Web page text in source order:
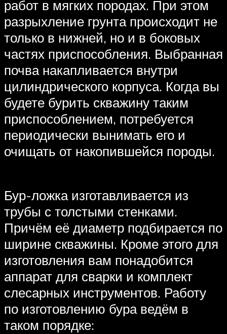
работ в мягких породах. При этом
разрыхление грунта происходит не
только в нижней, но и в боковых
частях приспособления. Выбранная
почва накапливается внутри
цилиндрического корпуса. Когда вы
будете бурить скважину таким
приспособлением, потребуется
периодически вынимать его и
очищать от накопившейся породы.
Бур-ложка изготавливается из
трубы с толстыми стенками.
Причём её диаметр подбирается по
ширине скважины. Кроме этого для
изготовления вам понадобится
аппарат для сварки и комплект
слесарных инструментов. Работу
по изготовлению бура ведём в
таком порядке: